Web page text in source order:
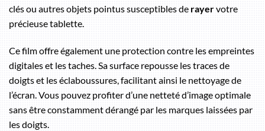
clés ou autres objets pointus susceptibles derayervotre
précieuse tablette.
Ce film offre également une protection contre les empreintes
digitales et les taches. Sa surface repousse les traces de
doigts et les éclaboussures, facilitant ainsi le nettoyage de
l’écran. Vous pouvez profiter d’une netteté d’image optimale
sans être constamment dérangé par les marques laissées par
les doigts.